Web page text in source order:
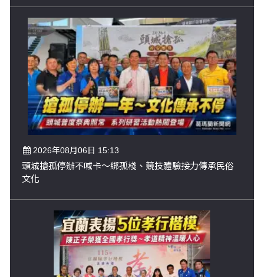
2026年08月06日 15:13
頭城搶孤停辦不喊卡～綁孤棧、競技體驗接力傳承民俗
文化